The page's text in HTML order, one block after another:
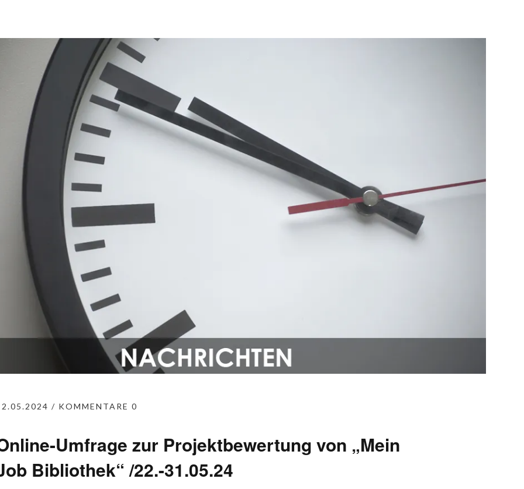
KOMMENTARE 0
Umfrage zur Projektbewertung von „Mein
Bibliothek“ /22.-31.05.24